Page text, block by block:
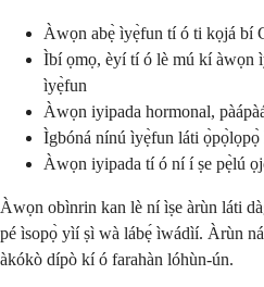
Àwọn abẹ̀ ìyẹ̀fun tí ó ti kọjá bí
Ìbí ọmọ, èyí tí ó lè mú kí àwọn
ìyẹ̀fun
Àwọn iyipada hormonal,
Ìgbóná nínú ìyẹ̀fun láti
Àwọn iyipada tí ó ní í ṣe pẹ̀lú
Àwọn obìnrin kan lè ní ìṣe àrùn láti
pé ìsopọ̀ yìí ṣì wà lábẹ́ ìwádìí. Àrùn
àkókò dípò kí ó farahàn lóhùn-ún.